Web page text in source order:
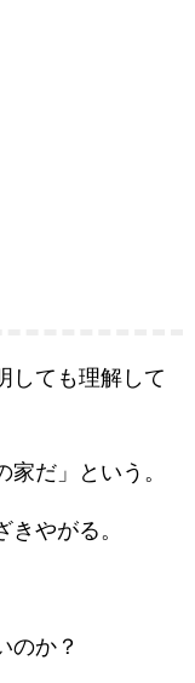
しても理解して
だ」という。
やがる。
のか？